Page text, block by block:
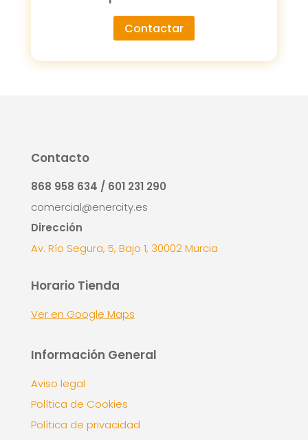
Contactar
Contacto
868 958 634 / 601 231 290
comercial@enercity.es
Dirección
Av. Río Segura, 5, Bajo 1, 30002 Murcia
Horario Tienda
Ver en Google Maps
Información General
Aviso legal
Política de Cookies
Política de privacidad